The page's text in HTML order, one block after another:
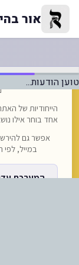
"נשמות
אור
טוען הודעות...